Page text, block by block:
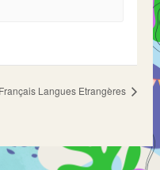
Langues Etrangères